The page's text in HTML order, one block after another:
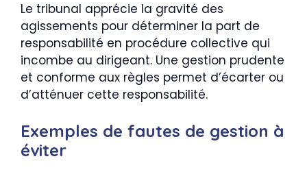
Le tribunal apprécie la gravité des
agissements pour déterminer la part de
responsabilité en procédure collective qui
incombe au dirigeant. Une gestion prudente
et conforme aux règles permet d’écarter ou
d’atténuer cette responsabilité.
Exemples de fautes de gestion à
éviter